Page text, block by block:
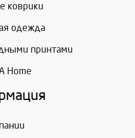
коврики
одежда
принтами
Home